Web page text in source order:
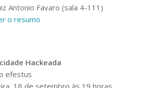
Antonio Favaro (sala 4-111)
o resumo
Hackeada
efestus
18 de setembro às 19 horas